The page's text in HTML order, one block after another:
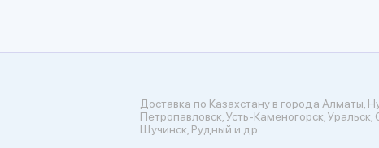
Доставка по Казахстану в города Алматы,
Петропавловск, Усть-Каменогорск,
Щучинск, Рудный и др.